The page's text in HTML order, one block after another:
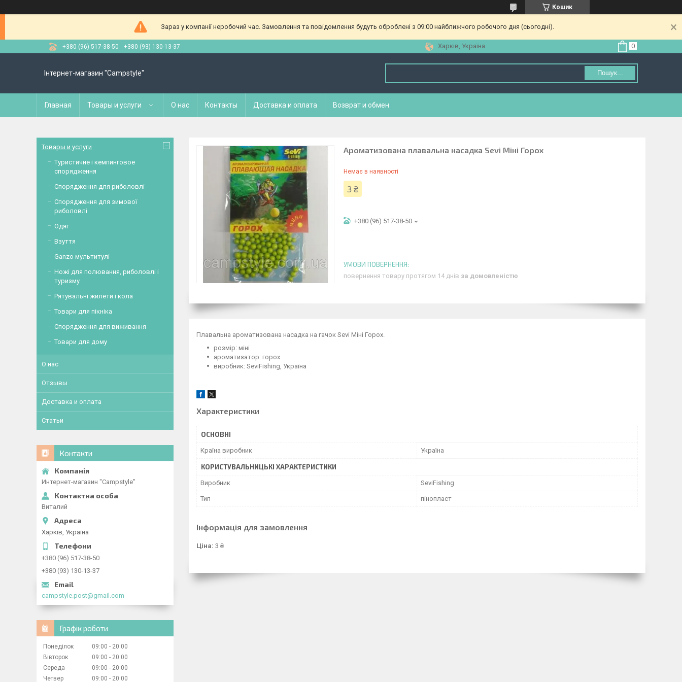
Кошик
Зараз у компанії неробочий час. Замовлення та повідомлення будуть оброблені з 09:00 найближчого робочого дня (сьогодні).
+380 (96) 517-38-50 +380 (93) 130-13-37 Харків, Україна
Інтернет-магазин "Campstyle" Пошук...
Главная Товары и услуги О нас Контакты Доставка и оплата Возврат и обмен
Ароматизована плавальна насадка Sevi Міні Горох
Немає в наявності
3 ₴
+380 (96) 517-38-50
повернення товару протягом 14 днів за домовленістю
Плавальна ароматизована насадка на гачок Sevi Міні Горох.
розмір: міні
ароматизатор: горох
виробник: SeviFishing, Україна
Характеристики
ОСНОВНІ
Країна виробник Україна
КОРИСТУВАЛЬНИЦЬКІ ХАРАКТЕРИСТИКИ
Виробник SeviFishing
Тип пінопласт
Інформація для замовлення
Ціна: 3 ₴
Товары и услуги
Туристичне і кемпинговое
спорядження
Спорядження для риболовлі
Спорядження для зимової
риболовлі
Одяг
Взуття
Ganzo мультитулі
Ножі для полювання, риболовлі і
туризму
Рятувальні жилети і кола
Товари для пікніка
Спорядження для виживання
Товари для дому
О нас
Отзывы
Доставка и оплата
Статьи
Контакти
Интернет-магазин "Campstyle"
Виталий
Харків, Україна
+380 (96) 517-38-50
+380 (93) 130-13-37
campstyle.post@gmail.com
Графік роботи
Понеділок 09:00
20:00
Вівторок
09:00
20:00
Середа
09:00
20:00
Четвер
09:00 20:00